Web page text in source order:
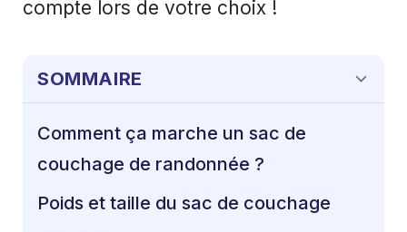
compte lors de votre choix !
SOMMAIRE
Comment ça marche un sac de
couchage de randonnée ?
Poids et taille du sac de couchage